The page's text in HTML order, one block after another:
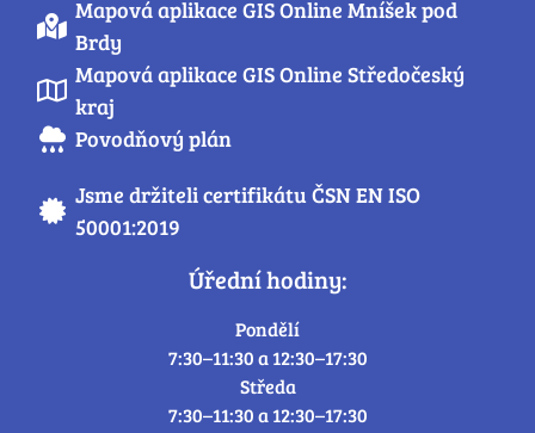
Mapová aplikace GIS Online Mníšek pod
Brdy
Mapová aplikace GIS Online Středočeský
kraj
Povodňový plán
Jsme držiteli certifikátu ČSN EN ISO
50001:2019
Úřední hodiny:
Pondělí
7:30–11:30 a 12:30–17:30
Středa
7:30–11:30 a 12:30–17:30